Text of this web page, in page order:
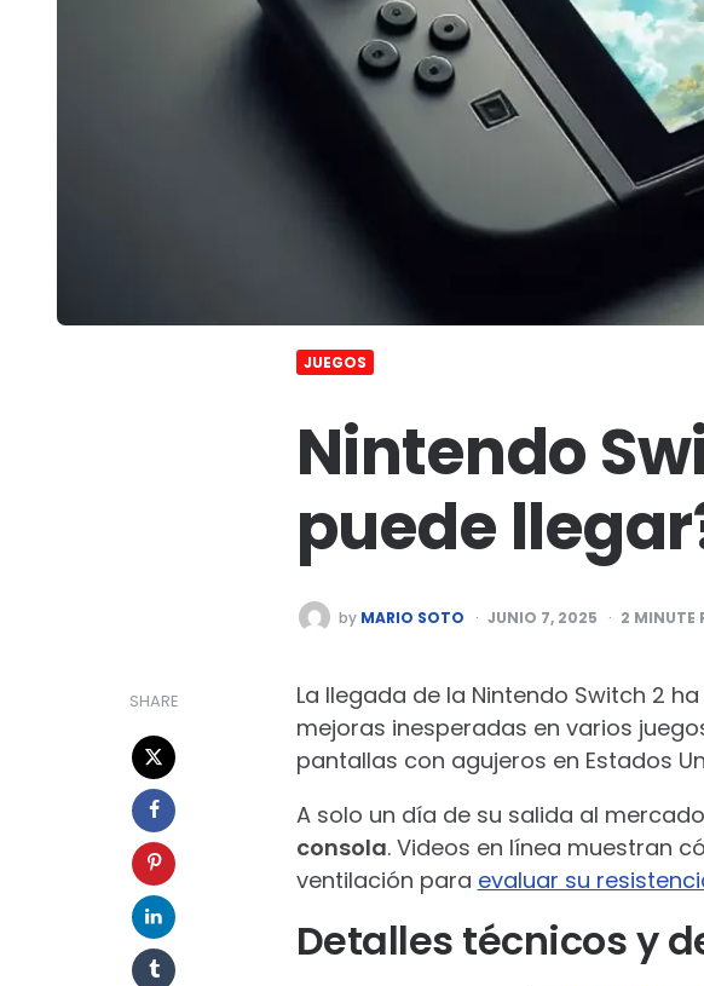
JUEGOS
Nintendo
puede
POSTED
BY
by MARIO SOTO JUNIO 7, 2025 2 MINUTE
SHARE
La llegada de la Nintendo Switch 2
mejoras inesperadas en varios
pantallas con agujeros en Estados
A solo un día de su salida al
consola. Videos en línea muestran
ventilación para evaluar su
Detalles técnicos y